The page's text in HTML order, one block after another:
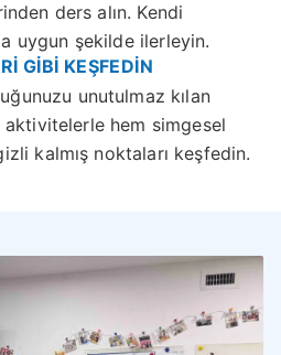
ders alın. Kendi
uygun şekilde ilerleyin.
GİBİ KEŞFEDİN
unutulmaz kılan
hem simgesel
kalmış noktaları keşfedin.